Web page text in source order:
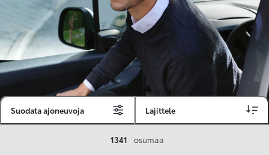
Suodata ajoneuvoja Lajittele
1341 osumaa